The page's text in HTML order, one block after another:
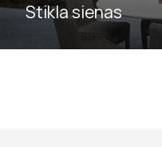
Stikla sienas